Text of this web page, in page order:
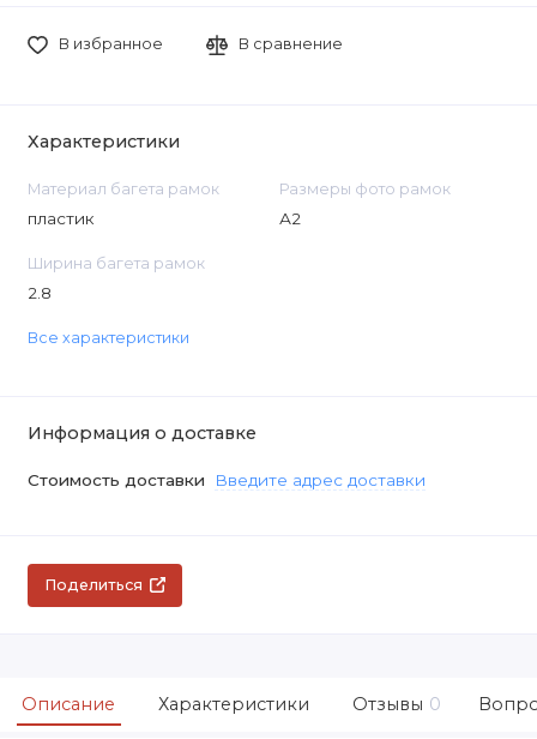
В избранное В сравнение
Характеристики
Материал багета рамок
пластик
Размеры фото рамок
А2
Ширина багета рамок
2.8
Все характеристики
Информация о доставке
Стоимость доставки Введите адрес доставки
Поделиться
Описание Характеристики Отзывы 0